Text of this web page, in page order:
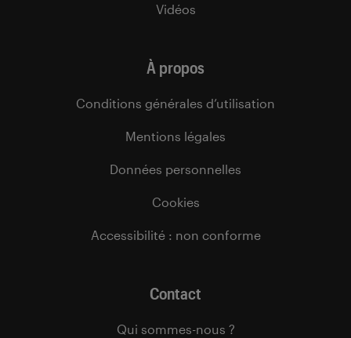
Vidéos
À propos
Conditions générales d’utilisation
Mentions légales
Données personnelles
Cookies
Accessibilité : non conforme
Contact
Qui sommes-nous ?